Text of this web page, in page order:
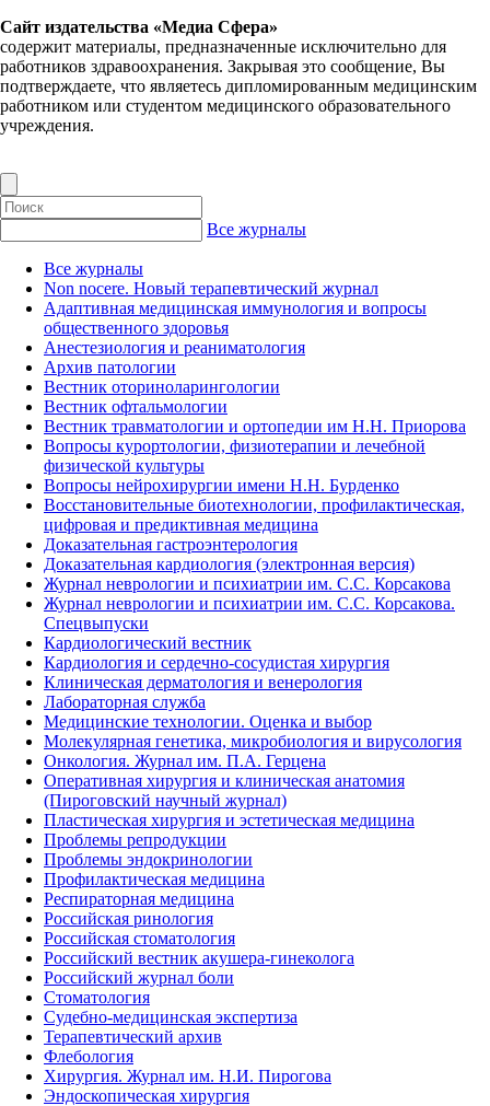
Сайт издательства «Медиа Сфера»
содержит материалы, предназначенные исключительно для
работников здравоохранения. Закрывая это сообщение, Вы
подтверждаете, что являетесь дипломированным медицинским
работником или студентом медицинского образовательного
учреждения.
Все журналы
Все журналы
Non nocere. Новый терапевтический журнал
Адаптивная медицинская иммунология и вопросы
общественного здоровья
Анестезиология и реаниматология
Архив патологии
Вестник оториноларингологии
Вестник офтальмологии
Вестник травматологии и ортопедии им Н.Н. Приорова
Вопросы курортологии, физиотерапии и лечебной
физической культуры
Вопросы нейрохирургии имени Н.Н. Бурденко
Восстановительные биотехнологии, профилактическая,
цифровая и предиктивная медицина
Доказательная гастроэнтерология
Доказательная кардиология (электронная версия)
Журнал неврологии и психиатрии им. С.С. Корсакова
Журнал неврологии и психиатрии им. С.С. Корсакова.
Спецвыпуски
Кардиологический вестник
Кардиология и сердечно-сосудистая хирургия
Клиническая дерматология и венерология
Лабораторная служба
Медицинские технологии. Оценка и выбор
Молекулярная генетика, микробиология и вирусология
Онкология. Журнал им. П.А. Герцена
Оперативная хирургия и клиническая анатомия
(Пироговский научный журнал)
Пластическая хирургия и эстетическая медицина
Проблемы репродукции
Проблемы эндокринологии
Профилактическая медицина
Респираторная медицина
Российская ринология
Российская стоматология
Российский вестник акушера-гинеколога
Российский журнал боли
Стоматология
Судебно-медицинская экспертиза
Терапевтический архив
Флебология
Хирургия. Журнал им. Н.И. Пирогова
Эндоскопическая хирургия